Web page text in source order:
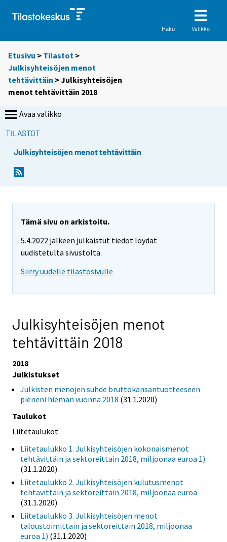
Haku Valikko
Etusivu > Tilastot >
Julkisyhteisöjen menot
tehtävittäin > Julkisyhteisöjen
menot tehtävittäin 2018
Avaa valikko
TILASTOT
Julkisyhteisöjen menot tehtävittäin
Tämä sivu on arkistoitu.
5.4.2022 jälkeen julkaistut tiedot löydät
uudistetulta sivustolta.
Siirry uudelle tilastosivulle
Julkisyhteisöjen menot
tehtävittäin 2018
2018
Julkistukset
Julkisten menojen suhde bruttokansantuotteeseen
pieneni hieman vuonna 2018 (31.1.2020)
Taulukot
Liitetaulukot
Liitetaulukko 1. Julkisyhteisöjen kokonaismenot
tehtävittäin ja sektoreittain 2018, miljoonaa euroa 1)
(31.1.2020)
Liitetaulukko 2. Julkisyhteisöjen kulutusmenot
tehtävittäin ja sektoreittain 2018, miljoonaa euroa
(31.1.2020)
Liitetaulukko 3. Julkisyhteisöjen menot
taloustoimittain ja sektoreittain 2018, miljoonaa
euroa 1) (31.1.2020)